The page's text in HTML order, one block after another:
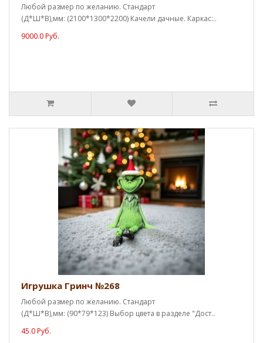
Любой размер по желанию. Стандарт
(Д*Ш*В),мм: (2100*1300*2200) Качели дачные. Каркас:..
9000.0 Руб.
Игрушка Гринч №268
Любой размер по желанию. Стандарт
(Д*Ш*В),мм: (90*79*123) Выбор цвета в разделе "Дост..
45.0 Руб.